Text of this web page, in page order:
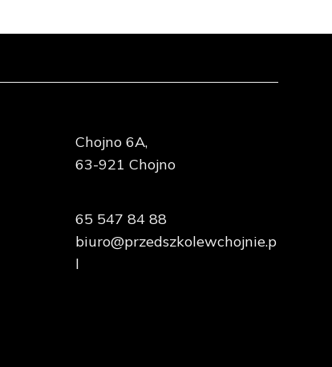
Chojno 6A,
63-921 Chojno
65 547 84 88
biuro@przedszkolewchojnie.p
l